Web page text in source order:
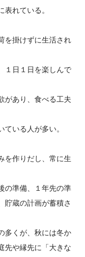
れている。
を掛けずに生活され
１日１日を楽しんで
があり、食べる工夫
いる人が多い。
を作りだし、常に生
の準備、１年先の準
貯蔵の計画が蓄積さ
多くが、秋には冬か
先や縁先に「大きな